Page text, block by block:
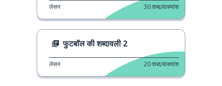
लेसन 30शब्द/वाक्यांश
फुटबॉल की शब्दावली 2
लेसन 20शब्द/वाक्यांश